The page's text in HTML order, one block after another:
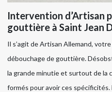
Intervention d’Artisan
gouttière à Saint Jean
Il s’agit de Artisan Allemand,
débouchage de gouttière.
la grande minutie et surtout de la
formés pour avoir ces